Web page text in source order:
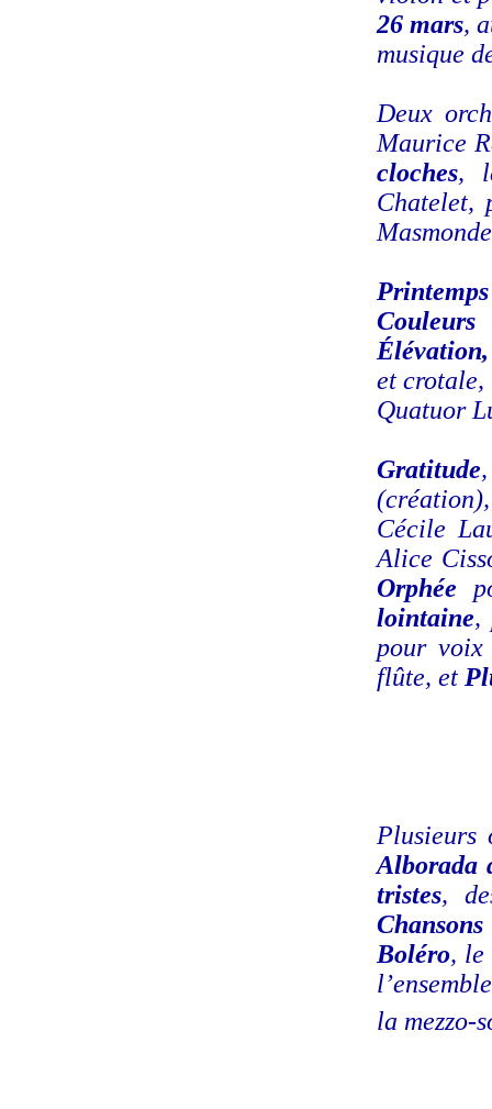
26 mars,
musique
Deux
Maurice
cloches,
Chatelet,
et
Quatuor
Gratitude
Cécile
Alice
Orphée
lointaine,
pour
flûte, et
Plusieurs
Alborada
tristes,
Boléro, le
la mezzo-